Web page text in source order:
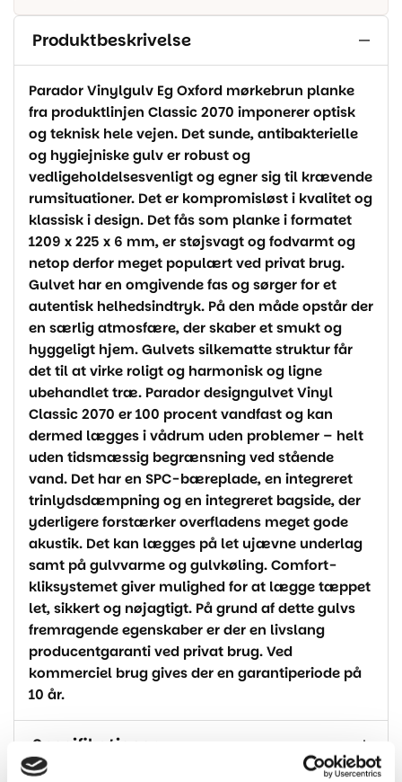
Produktbeskrivelse
Parador Vinylgulv Eg Oxford mørkebrun planke
fra produktlinjen Classic 2070 imponerer optisk
og teknisk hele vejen. Det sunde, antibakterielle
og hygiejniske gulv er robust og
vedligeholdelsesvenligt og egner sig til krævende
rumsituationer. Det er kompromisløst i kvalitet og
klassisk i design. Det fås som planke i formatet
1209 x 225 x 6 mm, er støjsvagt og fodvarmt og
netop derfor meget populært ved privat brug.
Gulvet har en omgivende fas og sørger for et
autentisk helhedsindtryk. På den måde opstår der
en særlig atmosfære, der skaber et smukt og
hyggeligt hjem. Gulvets silkematte struktur får
det til at virke roligt og harmonisk og ligne
ubehandlet træ. Parador designgulvet Vinyl
Classic 2070 er 100 procent vandfast og kan
dermed lægges i vådrum uden problemer – helt
uden tidsmæssig begrænsning ved stående
vand. Det har en SPC-bæreplade, en integreret
trinlydsdæmpning og en integreret bagside, der
yderligere forstærker overfladens meget gode
akustik. Det kan lægges på let ujævne underlag
samt på gulvvarme og gulvkøling. Comfort-
kliksystemet giver mulighed for at lægge tæppet
let, sikkert og nøjagtigt. På grund af dette gulvs
fremragende egenskaber er der en livslang
producentgaranti ved privat brug. Ved
kommerciel brug gives der en garantiperiode på
10 år.
Specifikationer